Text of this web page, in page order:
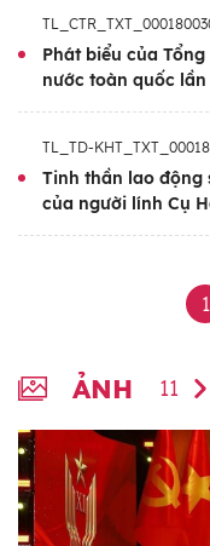
Phát biểu của
nước toàn quốc
TL_TD-
Tinh thần lao động
của người lính Cụ
1
ẢNH 11